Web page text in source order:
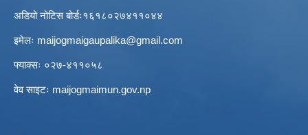
अडियो नोटिस बोर्डः१६१८०२७४११०४४
इमेलः maijogmaigaupalika@gmail.com
फ्याक्सः ०२७-४११०५८
वेव साइटः maijogmaimun.gov.np